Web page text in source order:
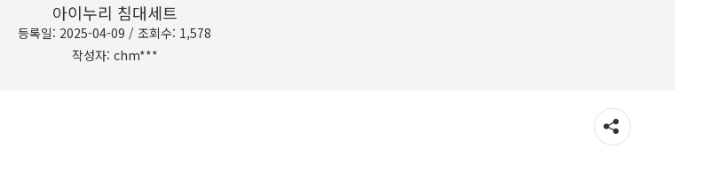
아이누리 침대세트
등록일: 2025-04-09 / 조회수: 1,578
작성자: chm***